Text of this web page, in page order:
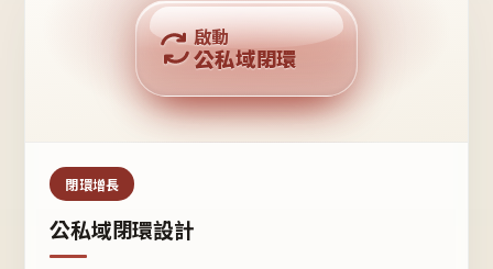
公域流量
私域鐵粉
回購複利
啟動
公私域閉環
閉環增長
公私域閉環設計